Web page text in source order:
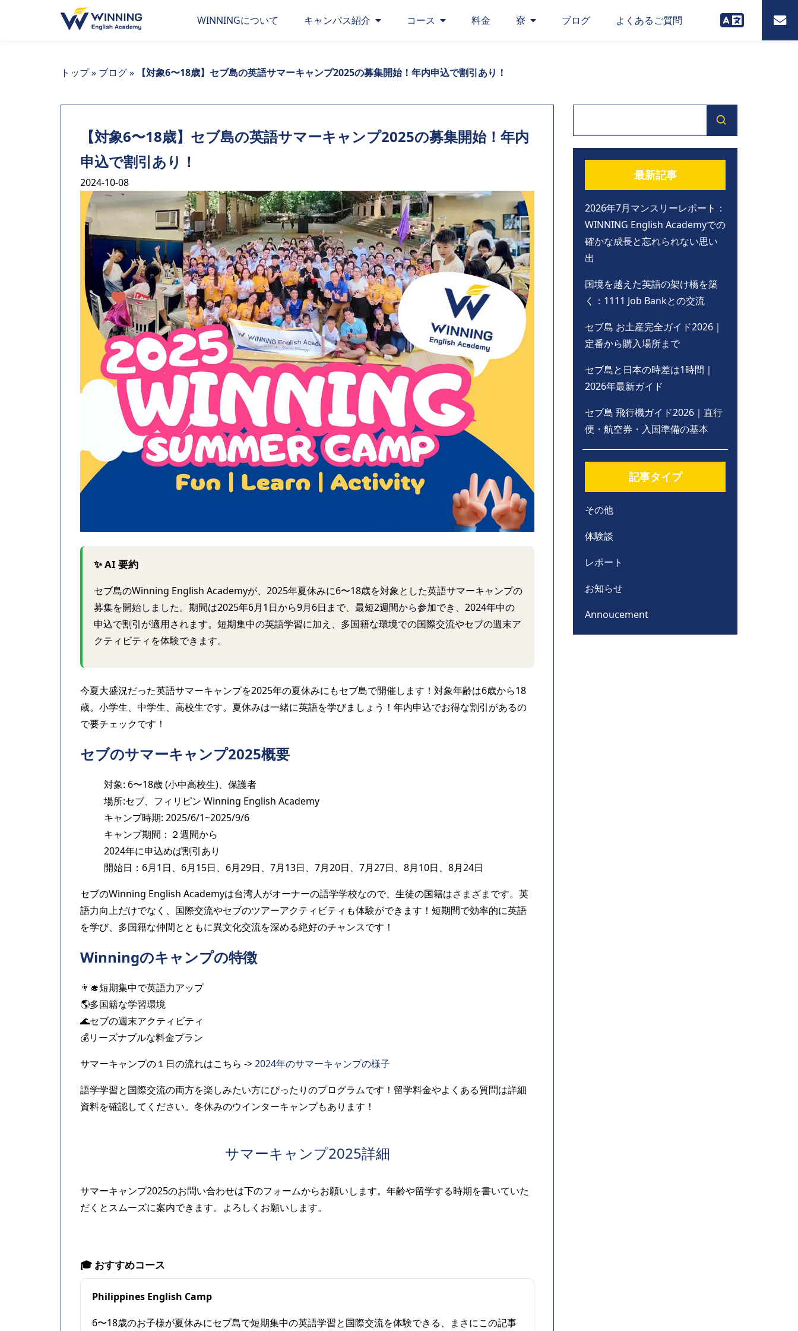
WINNINGについて キャンパス紹介 コース 料金 寮 ブログ よくあるご質問
トップ» ブログ» 【対象6〜18歳】セブ島の英語サマーキャンプ2025の募集開始！年内申込で割引あり！
【対象6〜18歳】セブ島の英語サマーキャンプ2025の募集開始！年内
申込で割引あり！
2024-10-08
✨ AI 要約
セブ島のWinning English Academyが、2025年夏休みに6〜18歳を対象とした英語サマーキャンプの
募集を開始しました。期間は2025年6月1日から9月6日まで、最短2週間から参加でき、2024年中の
申込で割引が適用されます。短期集中の英語学習に加え、多国籍な環境での国際交流やセブの週末ア
クティビティを体験できます。
今夏大盛況だった英語サマーキャンプを2025年の夏休みにもセブ島で開催します！対象年齢は6歳から18
歳。小学生、中学生、高校生です。夏休みは一緒に英語を学びましょう！年内申込でお得な割引があるの
で要チェックです！
セブのサマーキャンプ2025概要
対象: 6〜18歳 (小中高校生)、保護者
場所:セブ、フィリピン Winning English Academy
キャンプ時期: 2025/6/1~2025/9/6
キャンプ期間：２週間から
2024年に申込めば割引あり
開始日：6月1日、6月15日、6月29日、7月13日、7月20日、7月27日、8月10日、8月24日
セブのWinning English Academyは台湾人がオーナーの語学学校なので、生徒の国籍はさまざまです。英
語力向上だけでなく、国際交流やセブのツアーアクティビティも体験ができます！短期間で効率的に英語
を学び、多国籍な仲間とともに異文化交流を深める絶好のチャンスです！
Winningのキャンプの特徴
👨‍🎓短期集中で英語力アップ
🌎多国籍な学習環境
🌊セブの週末アクティビティ
💰リーズナブルな料金プラン
サマーキャンプの１日の流れはこちら ->2024年のサマーキャンプの様子
語学学習と国際交流の両方を楽しみたい方にぴったりのプログラムです！留学料金やよくある質問は詳細
資料を確認してください。冬休みのウインターキャンプもあります！
サマーキャンプ2025詳細
サマーキャンプ2025のお問い合わせは下のフォームからお願いします。年齢や留学する時期を書いていた
だくとスムーズに案内できます。よろしくお願いします。
🎓 おすすめコース
Philippines English Camp
6〜18歳のお子様が夏休みにセブ島で短期集中の英語学習と国際交流を体験できる、まさにこの記事
最新記事
2026年7月マンスリーレポート：
WINNING English Academyでの
確かな成長と忘れられない思い
出
国境を越えた英語の架け橋を築
く：1111 Job Bankとの交流
セブ島 お土産完全ガイド2026｜
定番から購入場所まで
セブ島と日本の時差は1時間｜
2026年最新ガイド
セブ島 飛行機ガイド2026｜直行
便・航空券・入国準備の基本
記事タイプ
その他
体験談
レポート
お知らせ
Annoucement